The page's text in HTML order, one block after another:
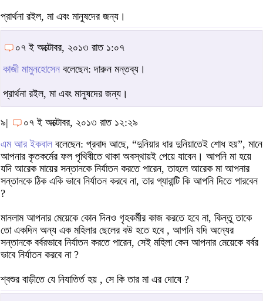
প্রার্থনা রইল, মা এবং মানুষদের জন্য।
০৭ ই অক্টোবর, ২০১৩ রাত ১:০৭
কাজী মামুনহোসেন বলেছেন: দারুন মন্তব্য।
প্রার্থনা রইল, মা এবং মানুষদের জন্য।
৯|
০৭ ই অক্টোবর, ২০১৩ রাত ১২:২৯
এম আর ইকবাল বলেছেন: প্রবাদ আছে, “দুনিয়ার ধার দুনিয়াতেই শোধ হয়”, মানে
আপনার কৃতকর্মের ফল পৃথিবীতে থাকা অবস্থায়ই পেয়ে যাবেন। আপনি মা হয়ে
যদি আরেক মায়ের সন্তানকে নির্যাতন করতে পারেন, তাহলে আরেক মা আপনার
সন্তানকে ঠিক একি ভাবে নির্যাতন করবে না, তার গ্যারান্টি কি আপনি দিতে পারবেন
?
মানলাম আপনার মেয়েকে কোন দিনও গৃহকর্মীর কাজ করতে হবে না, কিন্তু তাকে
তো একদিন অন্য এক মহিলার ছেলের বউ হতে হবে , আপনি যদি অন্যের
সন্তানকে বর্বরভাবে নির্যাতন করতে পারেন, সেই মহিলা কেন আপনার মেয়েকে বর্বর
ভাবে নির্যাতন করবে না ?
শ্বশুর বাড়ীতে যে নিযাতির্ত হয় , সে কি তার মা এর দোষে ?